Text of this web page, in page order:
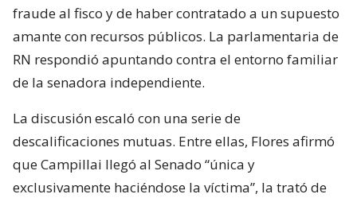
fraude al fisco y de haber contratado a un supuesto
amante con recursos públicos. La parlamentaria de
RN respondió apuntando contra el entorno familiar
de la senadora independiente.
La discusión escaló con una serie de
descalificaciones mutuas. Entre ellas, Flores afirmó
que Campillai llegó al Senado “única y
exclusivamente haciéndose la víctima”, la trató de